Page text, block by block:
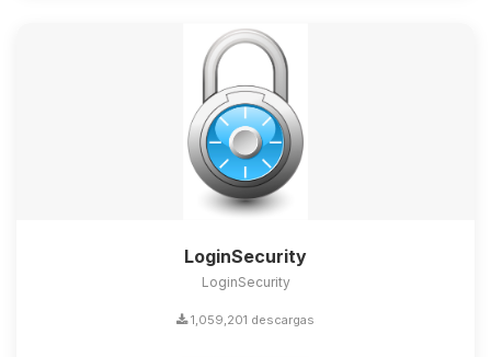
LoginSecurity
LoginSecurity
1,059,201 descargas